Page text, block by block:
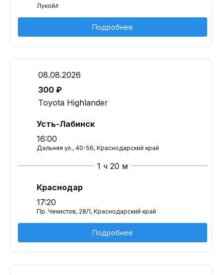
Лукойл
Подробнее
08.08.2026
300 ₽
Toyota Highlander
Усть-Лабинск
16:00
Дальняя ул., 40-56, Краснодарский край
1 ч 20 м
Краснодар
17:20
Пр. Чекистов, 28/1, Краснодарский край
Подробнее